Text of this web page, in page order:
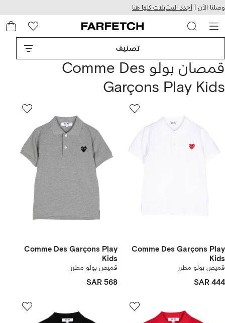
التخطي
للمحتوى
الرئيسي
وصلنا الآن | أجدد الستايلات كلها هنا
تصنيف
قمصان بولو Comme Des
Garçons Play Kids
Comme Des Garçons Play
Kids
قميص بولو مطرز
SAR 444
Comme Des Garçons Play
Kids
قميص بولو مطرز
SAR 568